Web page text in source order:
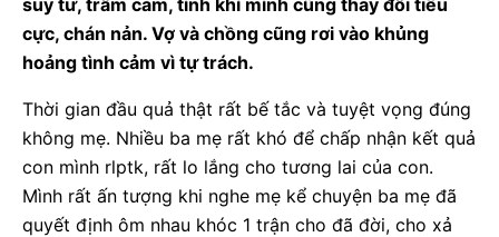
cực, chán nản. Vợ và chồng cũng rơi vào khủng
hoảng tình cảm vì tự trách.
Thời gian đầu quả thật rất bế tắc và tuyệt vọng đúng
không mẹ. Nhiều ba mẹ rất khó để chấp nhận kết quả
con mình rlptk, rất lo lắng cho tương lai của con.
Mình rất ấn tượng khi nghe mẹ kể chuyện ba mẹ đã
quyết định ôm nhau khóc 1 trận cho đã đời, cho xả